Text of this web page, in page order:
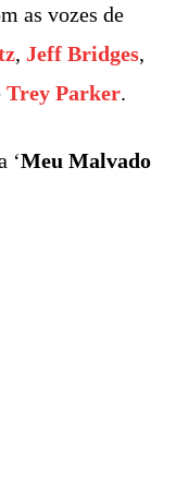
as vozes de
, Jeff Bridges,
Trey Parker.
‘Meu Malvado